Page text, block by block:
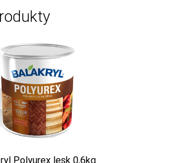
Polyurex lesk 0,6kg